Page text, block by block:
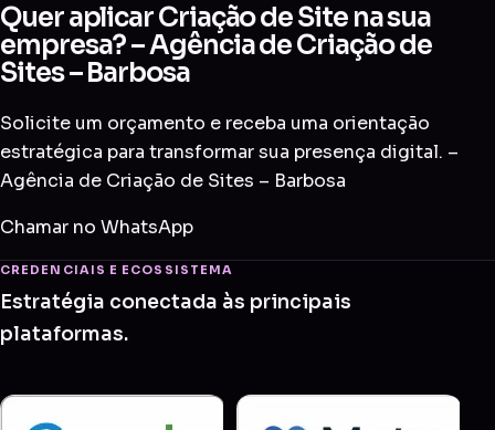
Quer aplicar Criação de Site na sua
empresa? – Agência de Criação de
Sites – Barbosa
Solicite um orçamento e receba uma orientação
estratégica para transformar sua presença digital. –
Agência de Criação de Sites – Barbosa
Chamar no WhatsApp
CREDENCIAIS E ECOSSISTEMA
Estratégia conectada às principais
plataformas.